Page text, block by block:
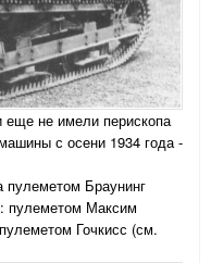
еще не имели перископа
с осени 1934 года -
Браунинг
пулеметом Максим
Гочкисс (см.